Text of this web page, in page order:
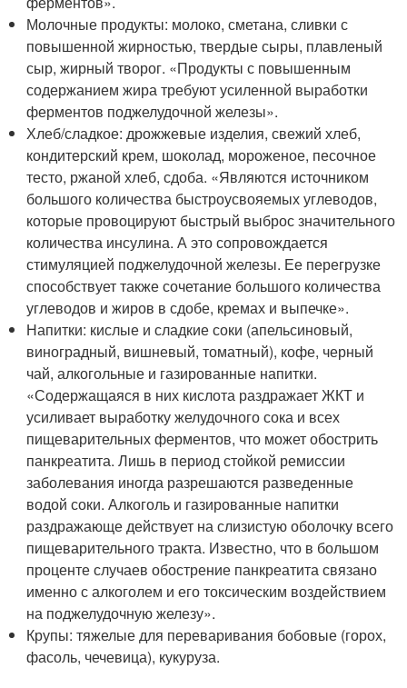
Молочные продукты: молоко, сметана, сливки с
повышенной жирностью, твердые сыры, плавленый
сыр, жирный творог. «Продукты с повышенным
содержанием жира требуют усиленной выработки
ферментов поджелудочной железы».
Хлеб/сладкое: дрожжевые изделия, свежий хлеб,
кондитерский крем, шоколад, мороженое, песочное
тесто, ржаной хлеб, сдоба. «Являются источником
большого количества быстроусвояемых углеводов,
которые провоцируют быстрый выброс значительного
количества инсулина. А это сопровождается
стимуляцией поджелудочной железы. Ее перегрузке
способствует также сочетание большого количества
углеводов и жиров в сдобе, кремах и выпечке».
Напитки: кислые и сладкие соки (апельсиновый,
виноградный, вишневый, томатный), кофе, черный
чай, алкогольные и газированные напитки.
«Содержащаяся в них кислота раздражает ЖКТ и
усиливает выработку желудочного сока и всех
пищеварительных ферментов, что может обострить
панкреатита. Лишь в период стойкой ремиссии
заболевания иногда разрешаются разведенные
водой соки. Алкоголь и газированные напитки
раздражающе действует на слизистую оболочку всего
пищеварительного тракта. Известно, что в большом
проценте случаев обострение панкреатита связано
именно с алкоголем и его токсическим воздействием
на поджелудочную железу».
Крупы: тяжелые для переваривания бобовые (горох,
фасоль, чечевица), кукуруза.